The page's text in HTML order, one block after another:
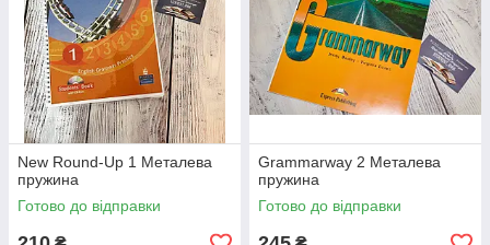
New Round-Up 1 Металева
пружина
Готово до відправки
Grammarway 2 Металева
пружина
Готово до відправки